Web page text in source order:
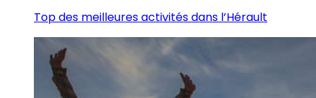
Top des meilleures activités dans l’Hérault